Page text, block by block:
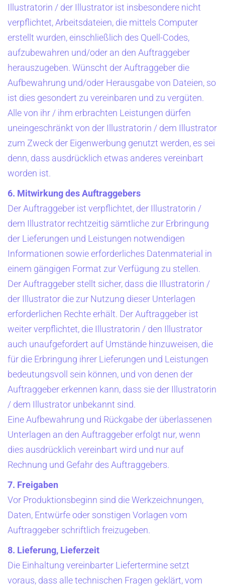
Illustratorin / der Illustrator ist insbesondere nicht
verpflichtet, Arbeitsdateien, die mittels Computer
erstellt wurden, einschließlich des Quell-Codes,
aufzubewahren und/oder an den Auftraggeber
herauszugeben. Wünscht der Auftraggeber die
Aufbewahrung und/oder Herausgabe von Dateien, so
ist dies gesondert zu vereinbaren und zu vergüten.
Alle von ihr / ihm erbrachten Leistungen dürfen
uneingeschränkt von der Illustratorin / dem Illustrator
zum Zweck der Eigenwerbung genutzt werden, es sei
denn, dass ausdrücklich etwas anderes vereinbart
worden ist.
6. Mitwirkung des Auftraggebers
Der Auftraggeber ist verpflichtet, der Illustratorin /
dem Illustrator rechtzeitig sämtliche zur Erbringung
der Lieferungen und Leistungen notwendigen
Informationen sowie erforderliches Datenmaterial in
einem gängigen Format zur Verfügung zu stellen.
Der Auftraggeber stellt sicher, dass die Illustratorin /
der Illustrator die zur Nutzung dieser Unterlagen
erforderlichen Rechte erhält. Der Auftraggeber ist
weiter verpflichtet, die Illustratorin / den Illustrator
auch unaufgefordert auf Umstände hinzuweisen, die
für die Erbringung ihrer Lieferungen und Leistungen
bedeutungsvoll sein können, und von denen der
Auftraggeber erkennen kann, dass sie der Illustratorin
/ dem Illustrator unbekannt sind.
Eine Aufbewahrung und Rückgabe der überlassenen
Unterlagen an den Auftraggeber erfolgt nur, wenn
dies ausdrücklich vereinbart wird und nur auf
Rechnung und Gefahr des Auftraggebers.
7. Freigaben
Vor Produktionsbeginn sind die Werkzeichnungen,
Daten, Entwürfe oder sonstigen Vorlagen vom
Auftraggeber schriftlich freizugeben.
8. Lieferung, Lieferzeit
Die Einhaltung vereinbarter Liefertermine setzt
voraus, dass alle technischen Fragen geklärt, vom